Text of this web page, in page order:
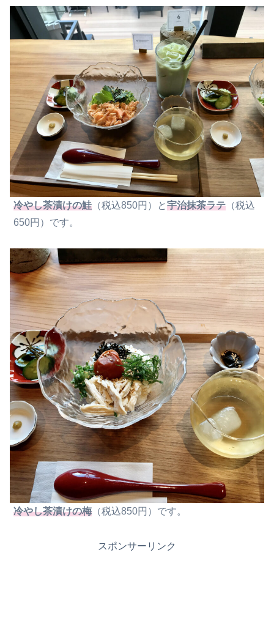
冷やし茶漬けの鮭 （税込850円）と宇治抹茶ラテ （税込
650円）です。
冷やし茶漬けの梅 （税込850円）です。
スポンサーリンク